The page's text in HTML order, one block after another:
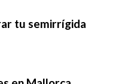
tu semirrígida